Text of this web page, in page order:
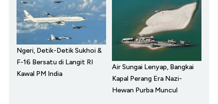
Ngeri, Detik-Detik Sukhoi &
F-16 Bersatu di Langit RI
Kawal PM India
Air Sungai Lenyap, Bangkai
Kapal Perang Era Nazi-
Hewan Purba Muncul